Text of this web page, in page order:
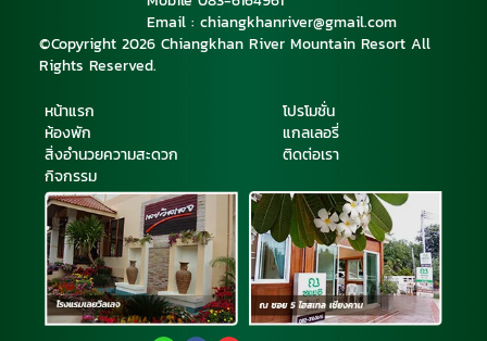
Email : chiangkhanriver@gmail.com
©Copyright 2026 Chiangkhan River Mountain Resort All
Rights Reserved.
หน้าแรก
ห้องพัก
สิ่งอำนวยความสะดวก
กิจกรรม
โปรโมชั่น
แกลเลอรี่
ติดต่อเรา